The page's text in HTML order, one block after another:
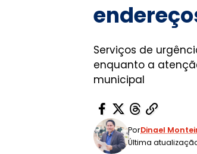
Serviços de
enquanto a
municipal
Última
PorDinael